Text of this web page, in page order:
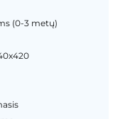
(0-3 metų)